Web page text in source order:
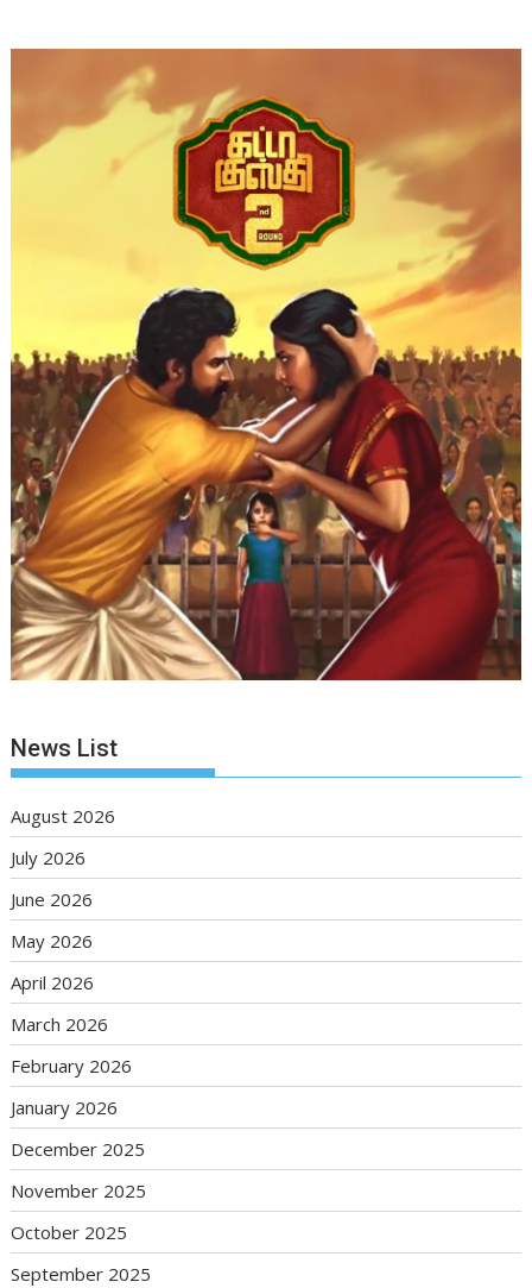
News List
August 2026
July 2026
June 2026
May 2026
April 2026
March 2026
February 2026
January 2026
December 2025
November 2025
October 2025
September 2025